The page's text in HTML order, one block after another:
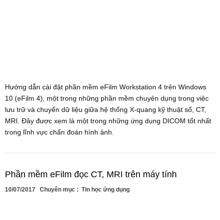
Hướng dẫn cài đặt phần mềm eFilm Workstation 4 trên Windows
10 (eFilm 4), một trong những phần mềm chuyên dụng trong việc
lưu trữ và chuyển dữ liệu giữa hệ thống X-quang kỹ thuật số, CT,
MRI. Đây được xem là một trong những ứng dụng DICOM tốt nhất
trong lĩnh vực chẩn đoán hình ảnh.
Phần mềm eFilm đọc CT, MRI trên máy tính
10/07/2017 Chuyên mục : Tin học ứng dụng